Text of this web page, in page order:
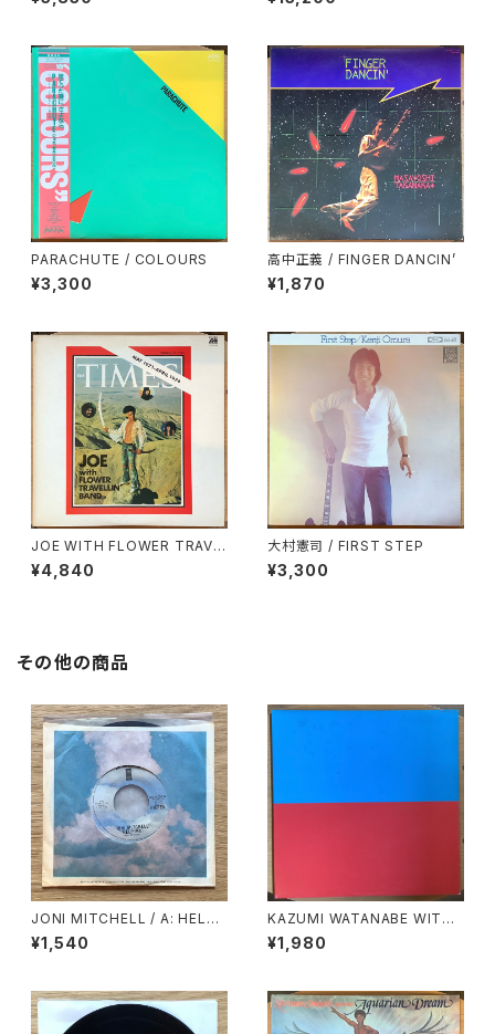
LUES CREATION
PARACHUTE / COLOURS
¥3,300
高中正義 / FINGER DANCIN’
¥1,870
JOE WITH FLOWER TRAVE
LLIN’ BND / THE TIME
¥4,840
大村憲司 / FIRST STEP
¥3,300
その他の商品
JONI MITCHELL / A: HELP
ME / B: JUST LIKE THIS TR
AIN
¥1,540
KAZUMI WATANABE WITH
LYUICHI SAKAMOTO / KYL
YN
¥1,980